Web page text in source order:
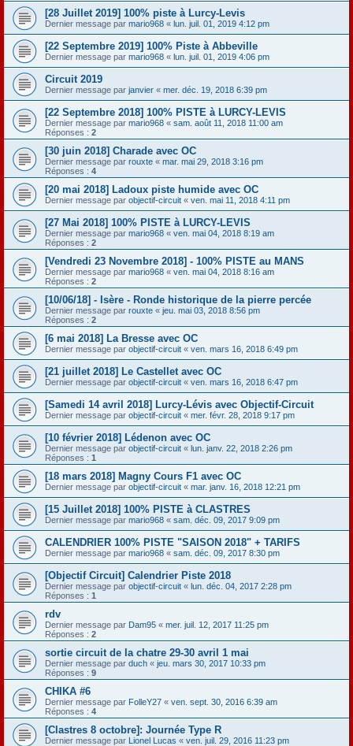
[28 Juillet 2019] 100% piste à Lurcy-Levis
Dernier message par mario968 « lun. juil. 01, 2019 4:12 pm
[22 Septembre 2019] 100% Piste à Abbeville
Dernier message par mario968 « lun. juil. 01, 2019 4:06 pm
Circuit 2019
Dernier message par janvier « mer. déc. 19, 2018 6:39 pm
[22 Septembre 2018] 100% PISTE à LURCY-LEVIS
Dernier message par mario968 « sam. août 11, 2018 11:00 am
Réponses : 2
[30 juin 2018] Charade avec OC
Dernier message par rouxte « mar. mai 29, 2018 3:16 pm
Réponses : 4
[20 mai 2018] Ladoux piste humide avec OC
Dernier message par objectif-circuit « ven. mai 11, 2018 4:11 pm
[27 Mai 2018] 100% PISTE à LURCY-LEVIS
Dernier message par mario968 « ven. mai 04, 2018 8:19 am
Réponses : 2
[Vendredi 23 Novembre 2018] - 100% PISTE au MANS
Dernier message par mario968 « ven. mai 04, 2018 8:16 am
Réponses : 2
[10/06/18] - Isère - Ronde historique de la pierre percée
Dernier message par rouxte « jeu. mai 03, 2018 8:56 pm
Réponses : 2
[6 mai 2018] La Bresse avec OC
Dernier message par objectif-circuit « ven. mars 16, 2018 6:49 pm
[21 juillet 2018] Le Castellet avec OC
Dernier message par objectif-circuit « ven. mars 16, 2018 6:47 pm
[Samedi 14 avril 2018] Lurcy-Lévis avec Objectif-Circuit
Dernier message par objectif-circuit « mer. févr. 28, 2018 9:17 pm
[10 février 2018] Lédenon avec OC
Dernier message par objectif-circuit « lun. janv. 22, 2018 2:26 pm
Réponses : 1
[18 mars 2018] Magny Cours F1 avec OC
Dernier message par objectif-circuit « mar. janv. 16, 2018 12:21 pm
[15 Juillet 2018] 100% PISTE à CLASTRES
Dernier message par mario968 « sam. déc. 09, 2017 9:09 pm
CALENDRIER 100% PISTE "SAISON 2018" + TARIFS
Dernier message par mario968 « sam. déc. 09, 2017 8:30 pm
[Objectif Circuit] Calendrier Piste 2018
Dernier message par objectif-circuit « lun. déc. 04, 2017 2:28 pm
Réponses : 1
rdv
Dernier message par Dam95 « mer. juil. 12, 2017 11:25 pm
Réponses : 2
sortie circuit de la chatre 29-30 avril 1 mai
Dernier message par duch « jeu. mars 30, 2017 10:33 pm
Réponses : 9
CHIKA #6
Dernier message par FolleY27 « ven. sept. 30, 2016 6:39 am
Réponses : 4
[Clastres 8 octobre]: Journée Type R
Dernier message par Lionel Lucas « ven. juil. 29, 2016 11:23 pm